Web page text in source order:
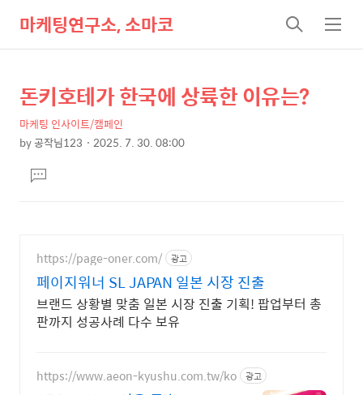
마케팅연구소, 소마코
검
색
메
뉴
상
세
컨
텐
츠
본
문
제
목
돈키호테가 한국에 상륙한 이유는?
마케팅 인사이트/캠페인
by공작님123 2025. 7. 30. 08:00
문댓
글
https://page-oner.com/ 광고
페이지워너 SL JAPAN 일본 시장 진출
브랜드 상황별 맞춤 일본 시장 진출 기획! 팝업부터 총
판까지 성공사례 다수 보유
https://www.aeon-kyushu.com.tw/ko 광고